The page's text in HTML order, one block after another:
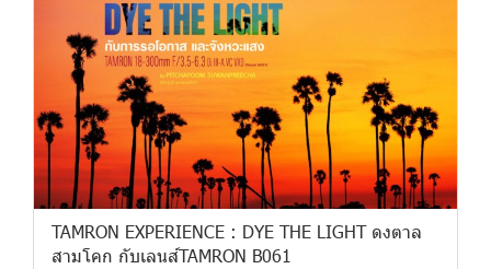
TAMRON EXPERIENCE : DYE THE LIGHT ดงตาล
สามโคก กับเลนส์TAMRON B061